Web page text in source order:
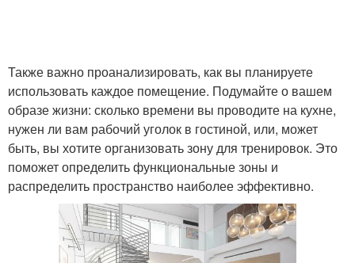
Также важно проанализировать, как вы планируете
использовать каждое помещение. Подумайте о вашем
образе жизни: сколько времени вы проводите на кухне,
нужен ли вам рабочий уголок в гостиной, или, может
быть, вы хотите организовать зону для тренировок. Это
поможет определить функциональные зоны и
распределить пространство наиболее эффективно.